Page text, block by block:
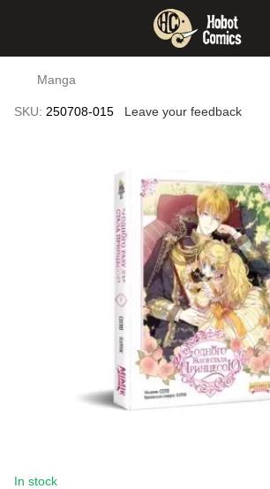
Manga
SKU: 250708-015 Leave your feedback
In stock